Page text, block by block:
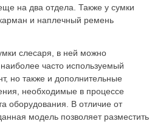
на два отдела. Также у сумки
и наплечный ремень
слесаря, в ней можно
часто используемый
но также и дополнительные
необходимые в процессе
оборудования. В отличие от
модель позволяет разместить